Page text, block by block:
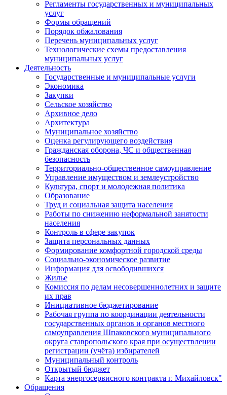
Регламенты государственных и муниципальных
услуг
Формы обращений
Порядок обжалования
Перечень муниципальных услуг
Технологические схемы предоставления
муниципальных услуг
Деятельность
Государственные и муниципальные услуги
Экономика
Закупки
Сельское хозяйство
Архивное дело
Архитектура
Муниципальное хозяйство
Оценка регулирующего воздействия
Гражданская оборона, ЧС и общественная
безопасность
Территориально-общественное самоуправление
Управление имуществом и землеустройство
Культура, спорт и молодежная политика
Образование
Труд и социальная защита населения
Работы по снижению неформальной занятости
населения
Контроль в сфере закупок
Защита персональных данных
Формирование комфортной городской среды
Социально-экономическое развитие
Информация для освободившихся
Жилье
Комиссия по делам несовершеннолетних и защите
их прав
Инициативное бюджетирование
Рабочая группа по координации деятельности
государственных органов и органов местного
самоуправления Шпаковского муниципального
округа ставропольского края при осуществлении
регистрации (учёта) избирателей
Муниципальный контроль
Открытый бюджет
Карта энергосервисного контракта г. Михайловск"
Обращения